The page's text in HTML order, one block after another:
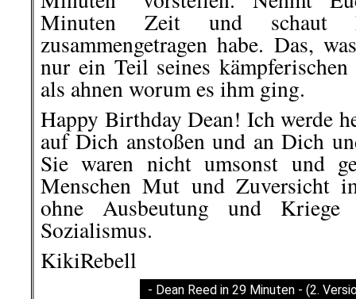
Minuten Zeit und
zusammengetragen habe. Das,
nur ein Teil seines
als ahnen worum es ihm ging.
Happy Birthday Dean! Ich werde
auf Dich anstoßen und an Dich
Sie waren nicht umsonst und
Menschen Mut und Zuversicht
ohne Ausbeutung und
Sozialismus.
KikiRebell
- Dean Reed in 29 Minuten - (2.